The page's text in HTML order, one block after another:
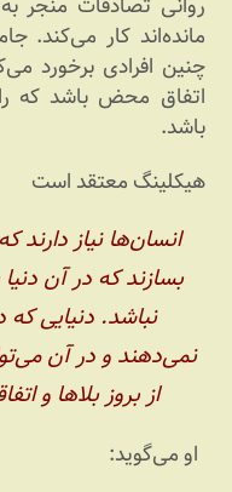
مانده‌اند کار می‌کند.
چنین افرادی برخورد
اتفاق محض باشد که
باشد.
هیکلینگ معتقد است
انسان‌ها نیاز دارند
بسازند که در آن
نباشد. دنیایی
نمی‌دهند و در آن
از بروز بلاها و
او می‌گوید: